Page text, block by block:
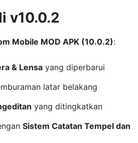
v10.0.2
Mobile MOD APK (10.0.2):
& Lensa yang diperbarui
latar belakang
yang ditingkatkan
Sistem Catatan Tempel dan